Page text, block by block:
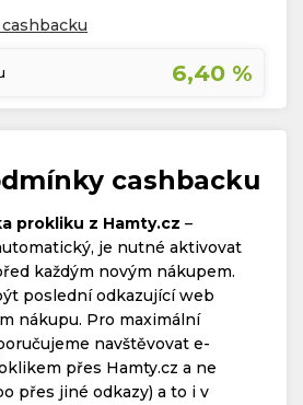
6,40 %
cashbacku
prokliku z Hamty.cz –
je nutné aktivovat
každým novým nákupem.
poslední odkazující web
nákupu. Pro maximální
navštěvovat e-
přes Hamty.cz a ne
přes jiné odkazy) a to i v